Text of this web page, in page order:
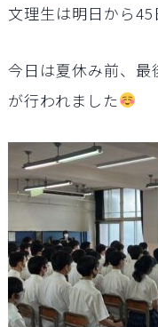
文理生は明日から
今日は夏休み前、
が行われました